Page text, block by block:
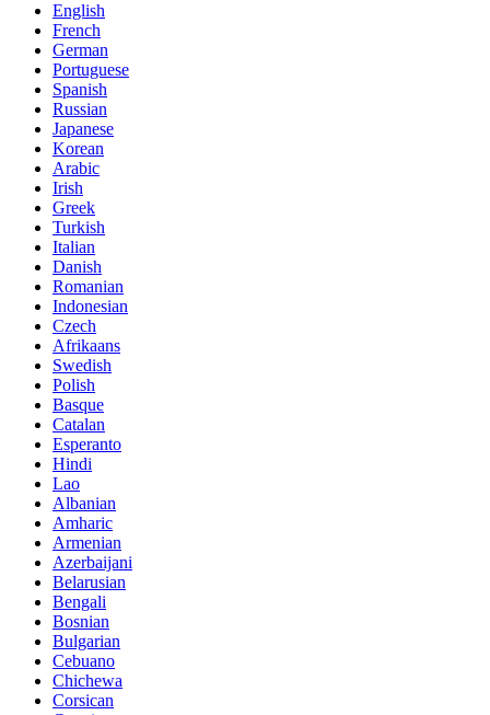
English
French
German
Portuguese
Spanish
Russian
Japanese
Korean
Arabic
Irish
Greek
Turkish
Italian
Danish
Romanian
Indonesian
Czech
Afrikaans
Swedish
Polish
Basque
Catalan
Esperanto
Hindi
Lao
Albanian
Amharic
Armenian
Azerbaijani
Belarusian
Bengali
Bosnian
Bulgarian
Cebuano
Chichewa
Corsican